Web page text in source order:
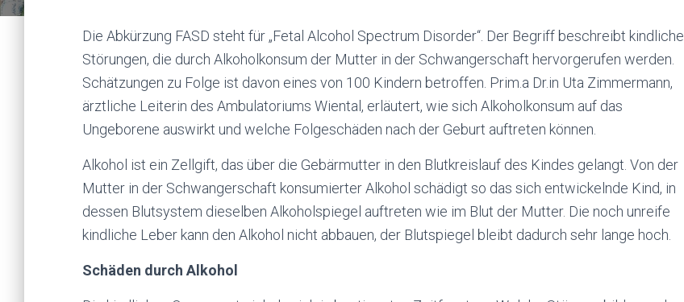
Die Abkürzung FASD steht für „Fetal Alcohol Spectrum Disorder“. Der Begriff beschreibt kindliche
Störungen, die durch Alkoholkonsum der Mutter in der Schwangerschaft hervorgerufen werden.
Schätzungen zu Folge ist davon eines von 100 Kindern betroffen. Prim.a Dr.in Uta Zimmermann,
ärztliche Leiterin des Ambulatoriums Wiental, erläutert, wie sich Alkoholkonsum auf das
Ungeborene auswirkt und welche Folgeschäden nach der Geburt auftreten können.
Alkohol ist ein Zellgift, das über die Gebärmutter in den Blutkreislauf des Kindes gelangt. Von der
Mutter in der Schwangerschaft konsumierter Alkohol schädigt so das sich entwickelnde Kind, in
dessen Blutsystem dieselben Alkoholspiegel auftreten wie im Blut der Mutter. Die noch unreife
kindliche Leber kann den Alkohol nicht abbauen, der Blutspiegel bleibt dadurch sehr lange hoch.
Schäden durch Alkohol